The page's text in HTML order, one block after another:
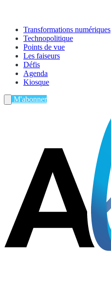
Transformations numériques
Technopolitique
Points de vue
Les faiseurs
Défis
Agenda
Kiosque
M'abonner